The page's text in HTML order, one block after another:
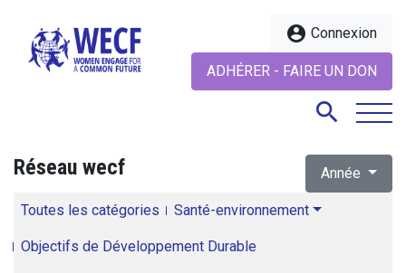
account_circle Connexion
ADHÉRER - FAIRE UN DON
search
Réseau wecf Année
Toutes les catégories Santé-environnement
Objectifs de Développement Durable